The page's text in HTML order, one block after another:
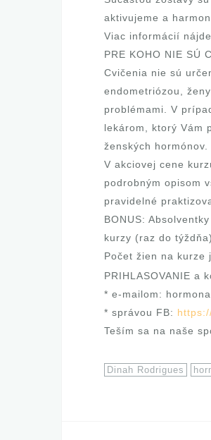
aktivujeme a
Viac informácií
PRE KOHO NIE SÚ
Cvičenia nie sú
endometriózou,
problémami. V
lekárom, ktorý Vám
ženských hormónov.
V akciovej cene
podrobným opisom
pravidelné
BONUS:
kurzy (raz do
Počet žien na kurze
PRIHLASOVANIE a
* e-mailom:
* správou FB:
Teším sa na naše
Dinah Rodrigues